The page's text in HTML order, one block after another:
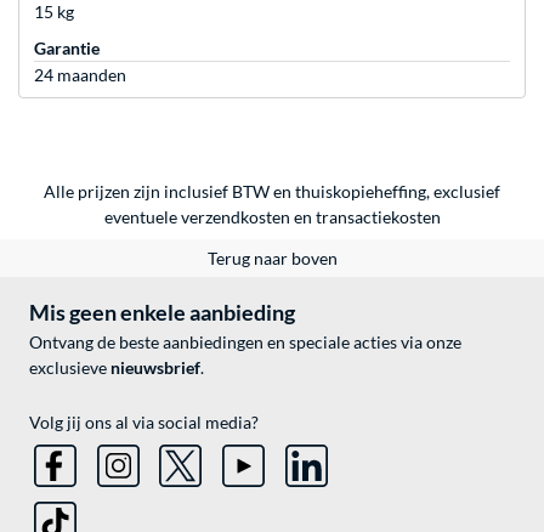
15 kg
Garantie
24 maanden
Alle prijzen zijn inclusief BTW en thuiskopieheffing, exclusief
eventueleverzendkosten en transactiekosten
Terug naar boven
Mis geen enkele aanbieding
Ontvang de beste aanbiedingen en speciale acties via onze
exclusieve nieuwsbrief.
Volg jij ons al via social media?